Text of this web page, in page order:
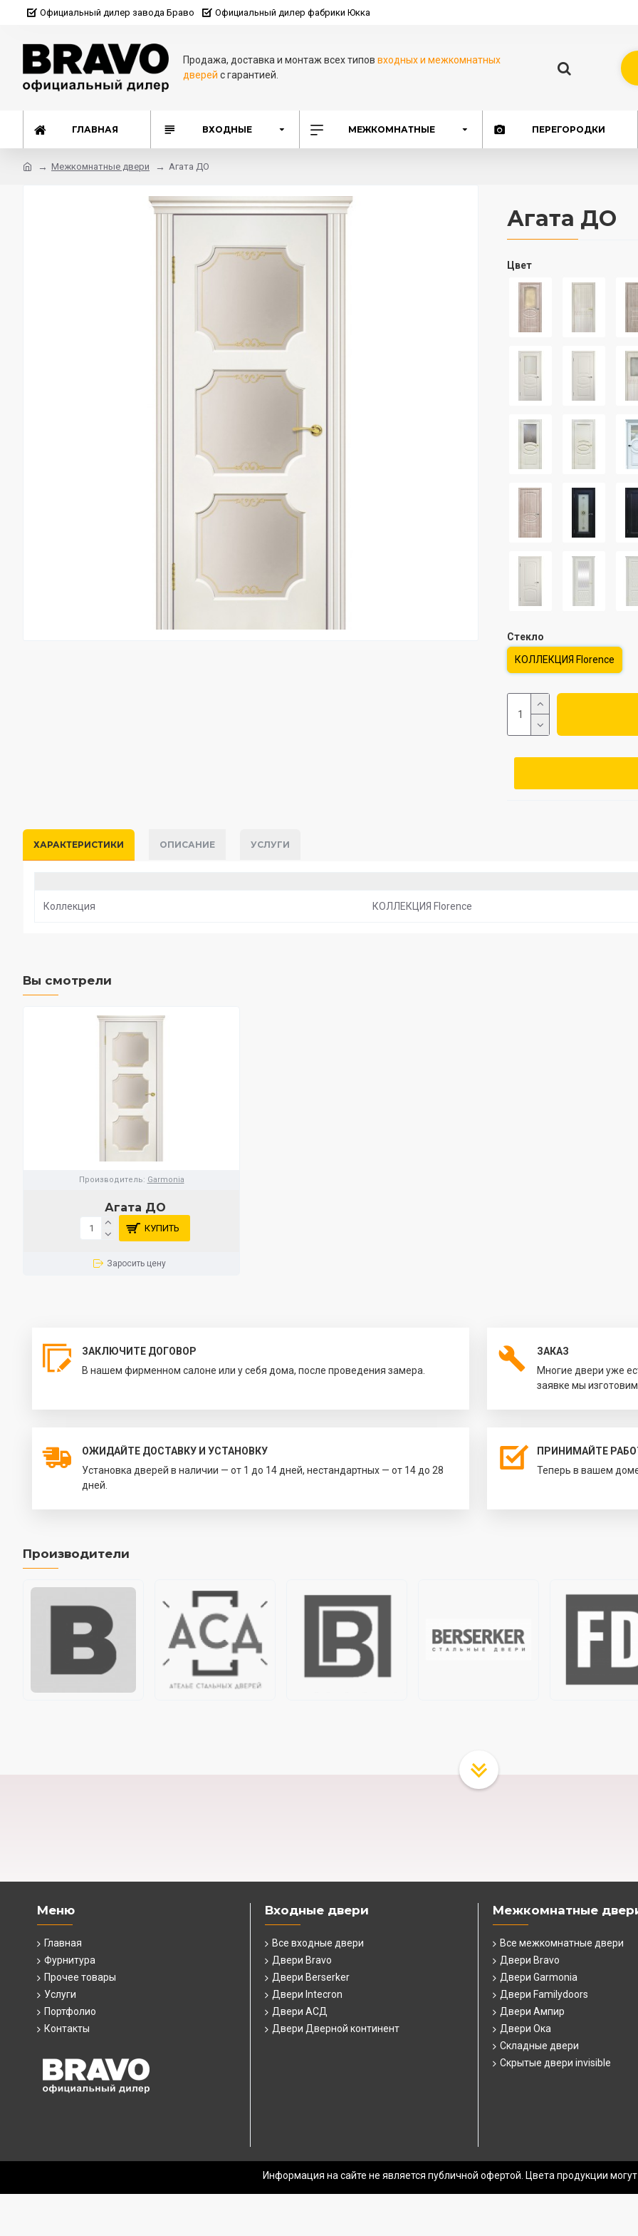
Официальный дилер завода Браво Официальный дилер фабрики Юкка
Продажа, доставка и монтаж всех типоввходных и межкомнатных
дверей с гарантией.
ГЛАВНАЯ ВХОДНЫЕ МЕЖКОМНАТНЫЕ ПЕРЕГОРОДКИ
Межкомнатные двери Агата ДО
Агата ДО
Цвет
Стекло
КОЛЛЕКЦИЯ Florence
ХАРАКТЕРИСТИКИ ОПИСАНИЕ УСЛУГИ
Коллекция КОЛЛЕКЦИЯ Florence
Вы смотрели
Производитель: Garmonia
Агата ДО
КУПИТЬ
Заросить цену
ЗАКЛЮЧИТЕ ДОГОВОР
В нашем фирменном салоне или у себя дома, после проведения замера.
ЗАКАЗ
Многие двери уже
заявке мы изготовим
ОЖИДАЙТЕ ДОСТАВКУ И УСТАНОВКУ
Установка дверей в наличии — от 1 до 14 дней, нестандартных — от 14 до 28
дней.
ПРИНИМАЙТЕ
Теперь в вашем
Производители
Меню
Главная
Фурнитура
Прочее товары
Услуги
Портфолио
Контакты
Входные двери
Все входные двери
Двери Bravo
Двери Berserker
Двери Intecron
Двери АСД
Двери Дверной континент
Межкомнатные
Все межкомнатные двери
Двери Bravo
Двери Garmonia
Двери Familydoors
Двери Ампир
Двери Ока
Складные двери
Скрытые двери invisible
Информация на сайте не является публичной офертой. Цвета продукции могут